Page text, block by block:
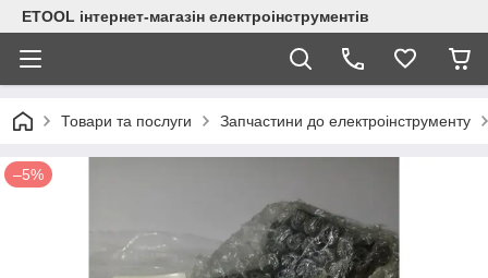
ETOOL інтернет-магазін електроінструментів
Товари та послуги Запчастини до електроінструменту
–5%